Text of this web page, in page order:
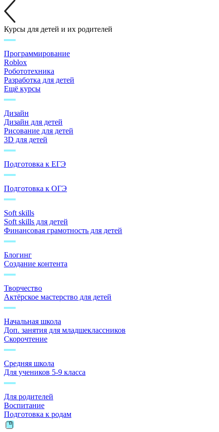
Курсы для детей и их родителей
Программирование
Roblox
Робототехника
Разработка для детей
Ещё курсы
Дизайн
Дизайн для детей
Рисование для детей
3D для детей
Подготовка к ЕГЭ
Подготовка к ОГЭ
Soft skills
Soft skills для детей
Финансовая грамотность для детей
Блогинг
Создание контента
Творчество
Актёрское мастерство для детей
Начальная школа
Доп. занятия для младшеклассников
Скорочтение
Средняя школа
Для учеников 5-9 класса
Для родителей
Воспитание
Подготовка к родам